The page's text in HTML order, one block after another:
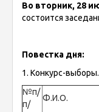
Во вторник, 28
состоится
Повестка дня:
1. Конкурс-выборы.
№п/
п/
Ф.И.О.